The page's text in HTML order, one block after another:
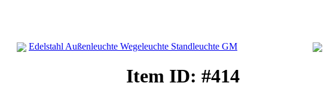
Edelstahl Außenleuchte Wegeleuchte Standleuchte GM
Item ID: #414